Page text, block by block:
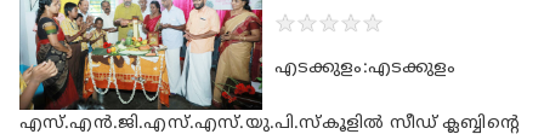
★★★★★
എടക്കുളം:എടക്കുളം
എസ്.എൻ.ജി.എസ്.എസ്.യു.പി.സ്കൂളിൽ സീഡ് ക്ലബ്ബിന്റെ